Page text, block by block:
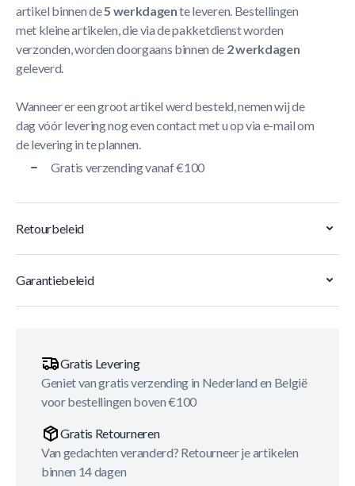
artikel binnen de5 werkdagente leveren. Bestellingen
met kleine artikelen, die via de pakketdienst worden
verzonden, worden doorgaans binnen de 2 werkdagen
geleverd.
Wanneer er een groot artikel werd besteld, nemen wij de
dag vóór levering nog even contact met u op via e-mail om
de levering in te plannen.
Gratis verzending vanaf €100
Retourbeleid
Garantiebeleid
Gratis Levering
Geniet van gratis verzending in Nederland en België
voor bestellingen boven €100
Gratis Retourneren
Van gedachten veranderd? Retourneer je artikelen
binnen 14 dagen